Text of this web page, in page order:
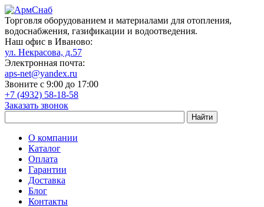
Торговля оборудованием и материалами для отопления,
водоснабжения, газификации и водоотведения.
Наш офис в Иваново:
ул. Некрасова, д.57
Электронная почта:
aps-net@yandex.ru
Звоните с 9:00 до 17:00
+7 (4932) 58-18-58
Заказать звонок
О компании
Каталог
Оплата
Гарантии
Доставка
Блог
Контакты